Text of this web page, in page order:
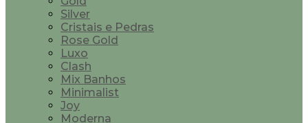
Silver
Cristais e Pedras
Rose Gold
Luxo
Clash
Mix Banhos
Minimalist
Joy
Moderna